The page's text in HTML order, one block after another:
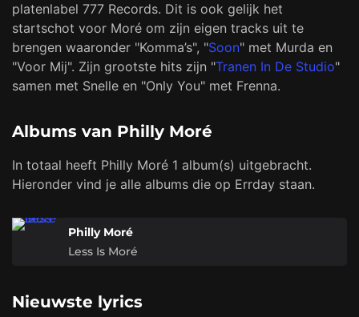
platenlabel 777 Records. Dit is ook gelijk het
startschot voor Moré om zijn eigen tracks uit te
brengen waaronder "Komma’s", "Soon" met Murda en
"Voor Mij". Zijn grootste hits zijn "Tranen In De Studio"
samen met Snelle en "Only You" met Frenna.
Albums van Philly Moré
In totaal heeft Philly Moré 1 album(s) uitgebracht.
Hieronder vind je alle albums die op Errday staan.
Philly Moré
Less Is Moré
Nieuwste lyrics